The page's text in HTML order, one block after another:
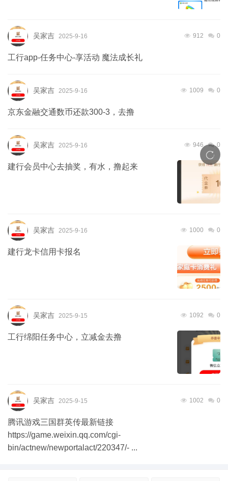
吴家吉 2025-9-16 912 0
工行app-任务中心-享活动 魔法成长礼
吴家吉 2025-9-16 1009 0
京东金融交通数币还款300-3，去撸
吴家吉 2025-9-16 946 0
建行会员中心去抽奖，有水，撸起来
吴家吉 2025-9-16 1000 0
建行龙卡信用卡报名
吴家吉 2025-9-15 1092 0
工行绵阳任务中心，立减金去撸
吴家吉 2025-9-15 1002 0
腾讯游戏三国群英传最新链接
https://game.weixin.qq.com/cgi-
bin/actnew/newportalact/220347/- ...